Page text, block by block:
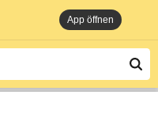
App öffnen